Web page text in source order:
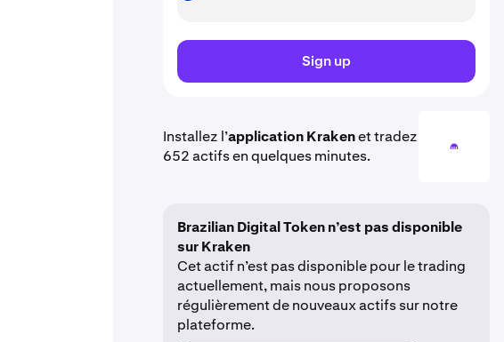
Sign up
Installez l’application Krakenet tradez
652 actifs en quelques minutes.
Brazilian Digital Token n’est pas disponible
sur Kraken
Cet actif n’est pas disponible pour le trading
actuellement, mais nous proposons
régulièrement de nouveaux actifs sur notre
plateforme.